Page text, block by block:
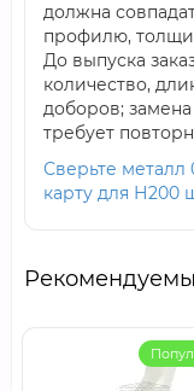
должна
профилю,
До выпуска
количество,
доборов;
требует
Сверьте
карту для